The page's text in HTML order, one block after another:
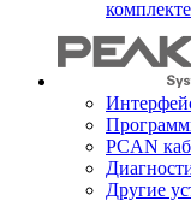
PCAN
Другие